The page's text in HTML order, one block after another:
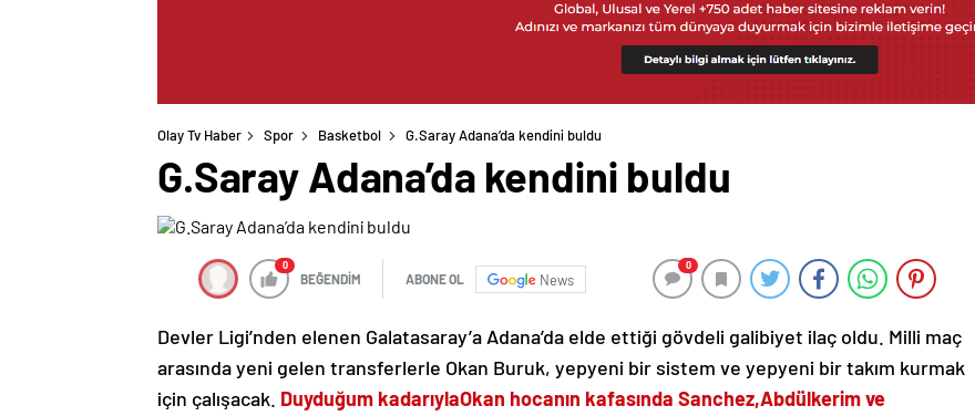
Olay Tv Haber Spor Basketbol G.Saray Adana’da kendini buldu
G.Saray Adana’da kendini buldu
0
BEĞENDİM ABONE OL News
0
Devler Ligi’nden elenen Galatasaray’a Adana’da elde ettiği gövdeli galibiyet ilaç oldu. Milli maç
arasında yeni gelen transferlerle Okan Buruk, yepyeni bir sistem ve yepyeni bir takım kurmak
için çalışacak. Duyduğum kadarıylaOkan hocanın kafasında Sanchez,Abdülkerim ve